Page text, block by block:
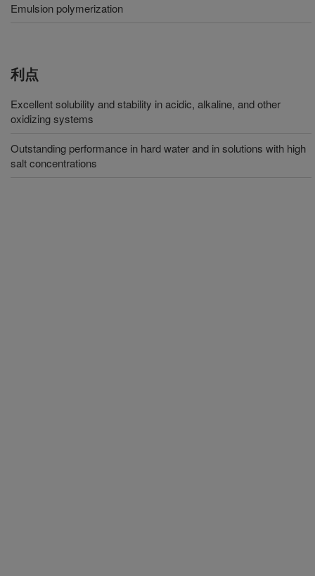
Emulsion polymerization
利点
Excellent solubility and stability in acidic, alkaline, and other
oxidizing systems
Outstanding performance in hard water and in solutions with high
salt concentrations